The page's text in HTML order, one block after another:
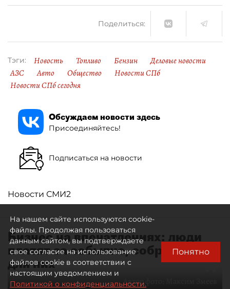
Поделиться:
Тэги: Новость Топливо Бензин
Деловые новости
АЗС
Авто Общество
Новости СПб
Новости СПб сегодня
Обсуждаем новости здесь
Присоединяйтесь!
Подписаться на новости
Новости СМИ2
Бизнес на впечатлениях: люди
платят за событие, собранное
для них
Автор фото:
На нашем сайте используются cookie-
файлы. Продолжая пользоваться
данным сайтом, вы подтверждаете
свое согласие на использование
файлов cookie в соответствии с
настоящим уведомлением и
Политикой о конфиденциальности.
Понятно